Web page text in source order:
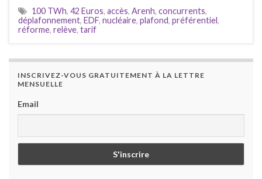
100 TWh, 42 Euros, accès, Arenh, concurrents,
déplafonnement, EDF, nucléaire, plafond, préférentiel,
réforme, relève, tarif
INSCRIVEZ-VOUS GRATUITEMENT À LA LETTRE
MENSUELLE
Email